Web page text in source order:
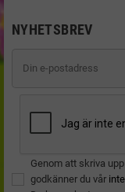
NYHETSBREV
Genom att skriva
godkänner du vår